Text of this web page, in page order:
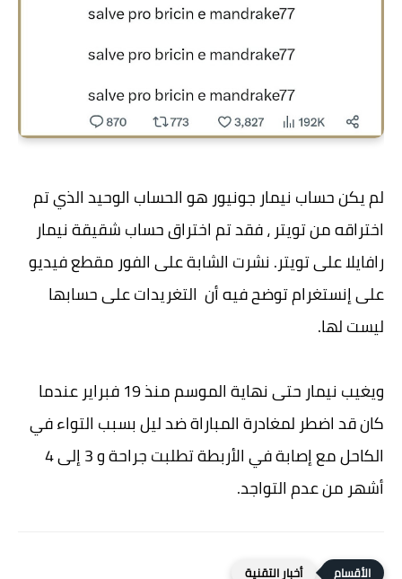
لم يكن حساب نيمار جونيور هو الحساب الوحيد الذي تم
اختراقه من تويتر ، فقد تم اختراق حساب شقيقة نيمار
رافايلا على تويتر. نشرت الشابة على الفور مقطع فيديو
على إنستغرام توضح فيه أن التغريدات على حسابها
ليست لها.
ويغيب نيمار حتى نهاية الموسم منذ 19 فبراير عندما
كان قد اضطر لمغادرة المباراة ضد ليل بسبب التواء في
الكاحل مع إصابة في الأربطة تطلبت جراحة و 3 إلى 4
أشهر من عدم التواجد.
أخبار التقنية